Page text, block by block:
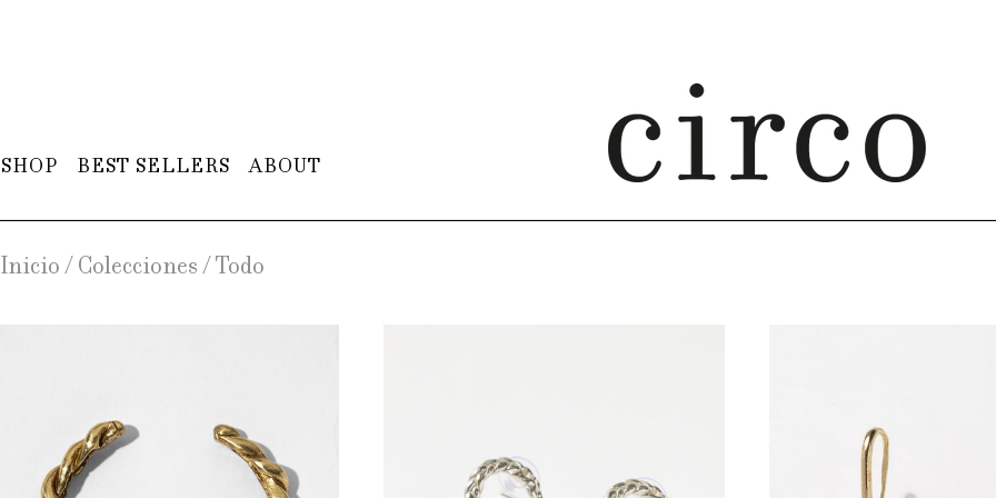
SHOP BEST SELLERS ABOUT
Inicio / Colecciones / Todo